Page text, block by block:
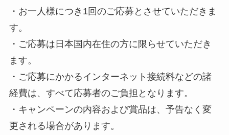
・お一人様につき1回のご応募とさせていただきま
す。
・ご応募は日本国内在住の方に限らせていただき
ます。
・ご応募にかかるインターネット接続料などの諸
経費は、すべて応募者のご負担となります。
・キャンペーンの内容および賞品は、予告なく変
更される場合があります。